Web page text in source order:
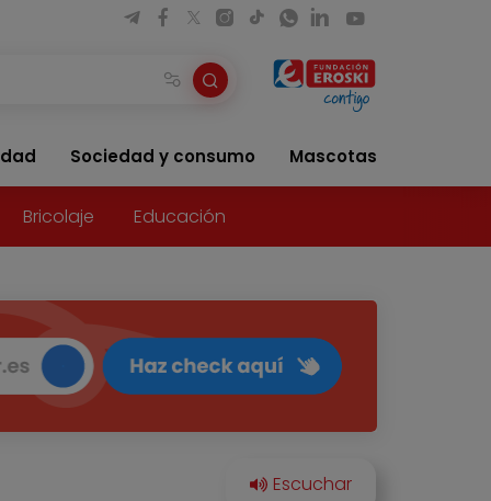
Sociedad y consumo Mascotas
Bricolaje Educación